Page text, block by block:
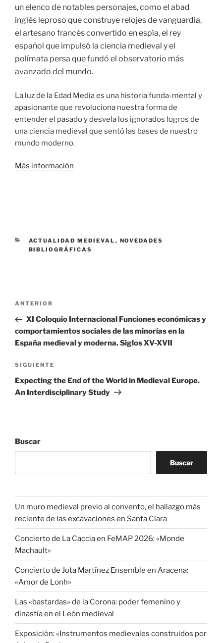
un elenco de notables personajes, como el abad
inglés leproso que construye relojes de vanguardia,
el artesano francés convertido en espía, el rey
español que impulsó la ciencia medieval y el
polímata persa que fundó el observatorio más
avanzado del mundo.
La luz de la Edad Media es una historia funda-mental y
apasionante que revoluciona nuestra forma de
entender el pasado y desvela los ignorados logros de
una ciencia medieval que sentó las bases de nuestro
mundo moderno.
Más información
CATEGORÍAS
ACTUALIDAD MEDIEVAL , NOVEDADES
BIBLIOGRÁFICAS
Navegación
entradas
Entrada
anterior:
ANTERIOR
XI Coloquio Internacional Funciones económicas y
comportamientos sociales de las minorías en la
España medieval y moderna. Siglos XV-XVII
Siguiente
entrada
SIGUIENTE
Expecting the End of the World in Medieval Europe.
An Interdisciplinary Study
Buscar
Buscar
Un muro medieval previo al convento, el hallazgo más
reciente de las excavaciones en Santa Clara
Concierto de La Caccia en FeMAP 2026: «Monde
Machault»
Concierto de Jota Martínez Ensemble en Aracena:
«Amor de Lonh»
Las «bastardas» de la Corona: poder femenino y
dinastía en el León medieval
Exposición: «Instrumentos medievales construidos por